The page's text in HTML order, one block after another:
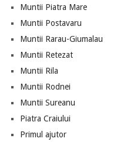
Muntii Piatra Mare
Muntii Postavaru
Muntii Rarau-Giumalau
Muntii Retezat
Muntii Rila
Muntii Rodnei
Muntii Sureanu
Piatra Craiului
Primul ajutor